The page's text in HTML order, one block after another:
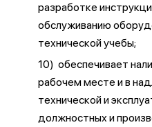
разработке
обслуживанию
технической учебы;
10) обеспечивает
рабочем месте и в
технической и
должностных и